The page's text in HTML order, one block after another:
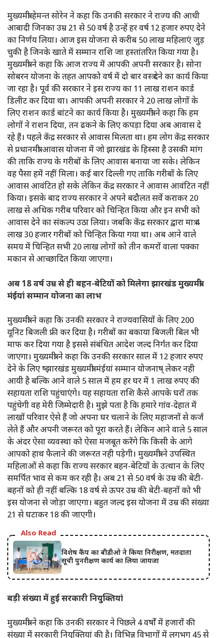
मुख्यमंत्री हेमन्त सोरेन ने कहा कि उनकी सरकार ने राज्य की आधी
आबादी जिनका उम्र 21 से 50 वर्ष है उन्हें हर वर्ष 12 हजार रुपए देने
का निर्णय लिया। आज इस योजना से करीब 50 लाख महिलाएं जुड़
चुकी है जिनके खाते में सम्मान राशि जा हस्तांतरित किया गया है।
मुख्यमंत्री ने कहा कि आज राज्य में आपकी अपनी सरकार है। सोना
सोबरन योजना के तहत आपको वर्ष में दो बार वस्त्र देने का कार्य किया
जा रहा है। पूर्व की सरकार ने इस राज्य का 11 लाख राशन कार्ड
डिलीट कर दिया था। आपकी अपनी सरकार ने 20 लाख लोगों के
लिए राशन कार्ड बांटने का कार्य किया है। मुख्यमंत्री ने कहा कि हम
लोगों ने राशन दिया, तन ढकने के लिए कपड़ा दिया अब आवास दे
रहे हैं। पहले केंद्र सरकार से आवास मिलता था। हम लोग केंद्र सरकार
से प्रधानमंत्री आवास योजना में जो झारखंड के हिस्सा है उसकी मांग
की ताकि राज्य के गरीबों के लिए आवास बनाया जा सके। लेकिन
वह पैसा हमें नहीं मिला। कई बार दिल्ली गए ताकि गरीबों के लिए
आवास आवंटित हो सके लेकिन केंद्र सरकार ने आवास आवंटित नहीं
किया। इसके बाद राज्य सरकार ने अपने बदौलत सर्वे कराकर 20
लाख से अधिक गरीब परिवार को चिन्हित किया और इन सभी को
आवास देने का संकल्प उठा लिया। जबकि केंद्र सरकार द्वारा मात्र 4
लाख 30 हजार गरीबों को चिन्हित किया गया था। अब आने वाले
समय में चिन्हित सभी 20 लाख लोगों को तीन कमरों वाला पक्का
मकान से आच्छादित किया जाएगा।
अब 18 वर्ष उम्र से ही बहन-बेटियों को मिलेगा झारखंड मुख्यमंत्री
मंईयां सम्मान योजना का लाभ
मुख्यमंत्री ने कहा कि उनकी सरकार ने राज्यवासियों के लिए 200
यूनिट बिजली फ्री कर दिया है। गरीबों का बकाया बिजली बिल भी
माफ कर दिया गया है इससे संबंधित आदेश जल्द निर्गत कर दिया
जाएगा। मुख्यमंत्री ने कहा कि उनकी सरकार साल में 12 हजार रुपए
देने के लिए ष्झारखंड मुख्यमंत्री मंईयां सम्मान योजनाष् लेकर नही
आयी है बल्कि आने वाले 5 साल में हम हर घर में 1 लाख रुपए की
सहायता राशि पहुंचाएंगे। यह सहायता राशि कैसे आपके घरों तक
पहुंचेगी वह मेरी जिम्मेदारी है। मुझे पता है कि हमारे गांव-देहात में
लाखों परिवार ऐसे हैं जो अपना घर चलाने के लिए महाजनों से कर्ज
लेते हैं और अपनी जरूरत को पूरा करते हैं। लेकिन आने वाले 5 साल
के अंदर ऐसा व्यवस्था को ऐसा मजबूत करेंगे कि किसी के आगे
आपको हाथ फैलाने की जरूरत नही पड़ेगी। मुख्यमंत्री ने उपस्थित
महिलाओं से कहा कि राज्य सरकार बहन-बेटियों के उत्थान के लिए
समर्पित भाव से कम कर रही है। अब 21 से 50 वर्ष के उम्र की बेटी-
बहनों को ही नहीं बल्कि 18 वर्ष से ऊपर उम्र की बेटी-बहनों को भी
इस योजना से जोड़ा जाएगा। बहुत जल्द इस योजना में उम्र की संख्या
21 से घटाकर 18 की जाएगी।
Also Read
विशेष कैंप का बीडीओ ने किया निरीक्षण, मतदाता
सूची पुनरीक्षण कार्य का लिया जायजा
बड़ी संख्या में हुई सरकारी नियुक्तियां
मुख्यमंत्री ने कहा कि उनकी सरकार ने पिछले 4 वर्षों में हजारों की
संख्या में सरकारी नियुक्तियां की है। विभिन्न विभागों में लगभग 45 से